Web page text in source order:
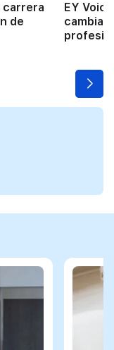
carrera
de
EY
cambiar